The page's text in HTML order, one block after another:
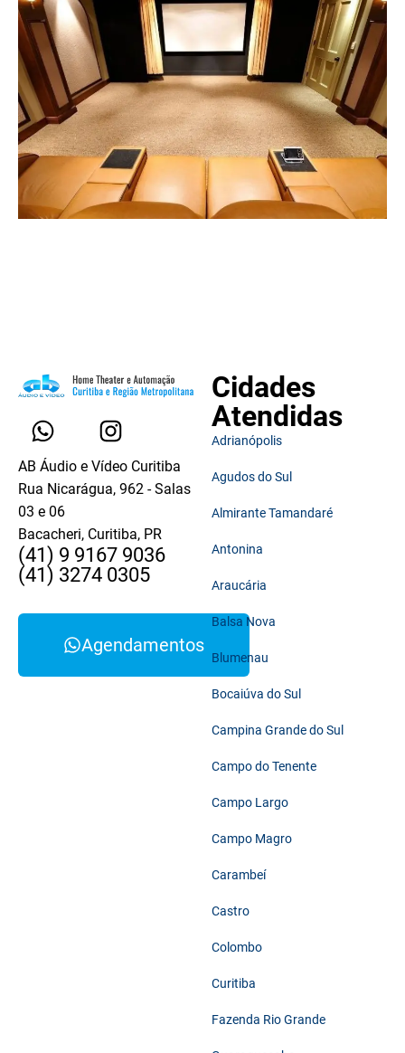
AB Áudio e Vídeo Curitiba
Rua Nicarágua, 962 - Salas
03 e 06
Bacacheri, Curitiba, PR
(41) 9 9167 9036
(41) 3274 0305
Agendamentos
Cidades
Atendidas
Adrianópolis
Agudos do Sul
Almirante Tamandaré
Antonina
Araucária
Balsa Nova
Blumenau
Bocaiúva do Sul
Campina Grande do Sul
Campo do Tenente
Campo Largo
Campo Magro
Carambeí
Castro
Colombo
Curitiba
Fazenda Rio Grande